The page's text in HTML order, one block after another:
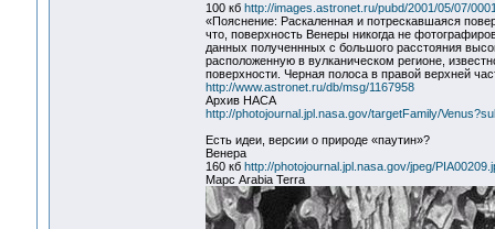
100 кб http://images.astronet.ru/pubd/2001/05/07/
«Пояснение: Раскаленная и потрескавшаяся
что, поверхность Венеры никогда не
данных полученнных с большого расстояния
расположенную в вулканическом регионе,
поверхности. Черная полоса в правой верхней
http://www.astronet.ru/db/msg/1167958
Архив НАСА
http://photojournal.jpl.nasa.gov/targetFamily/
Есть идеи, версии о природе «паутин»?
Венера
160 кб http://photojournal.jpl.nasa.gov/jpeg/
Марс Arabia Terra